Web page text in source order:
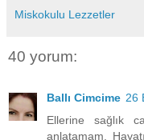
Miskokulu Lezzetler
40 yorum:
Ballı Cimcime 26
Ellerine sağlık
anlatamam.